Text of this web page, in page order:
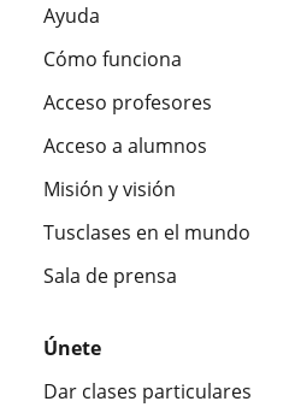
Ayuda
Cómo funciona
Acceso profesores
Acceso a alumnos
Misión y visión
Tusclases en el mundo
Sala de prensa
Únete
Dar clases particulares